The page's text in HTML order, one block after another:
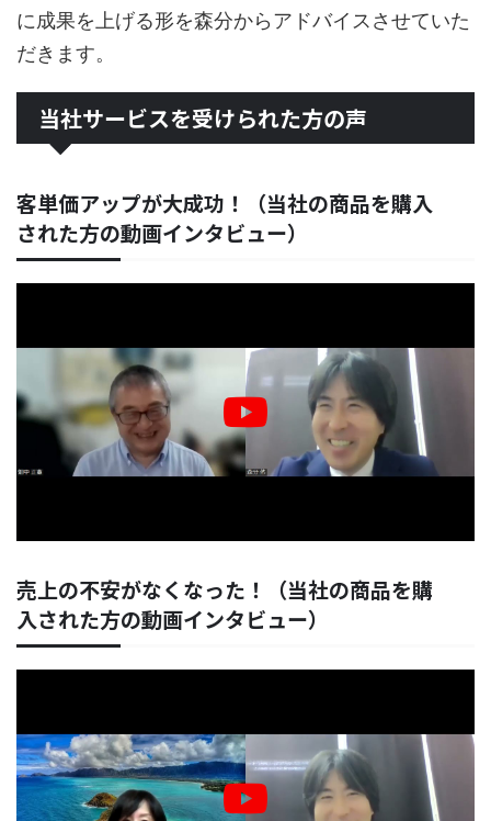
に成果を上げる形を森分からアドバイスさせていた
だきます。
当社サービスを受けられた方の声
客単価アップが大成功！（当社の商品を購入
された方の動画インタビュー）
売上の不安がなくなった！（当社の商品を購
入された方の動画インタビュー）